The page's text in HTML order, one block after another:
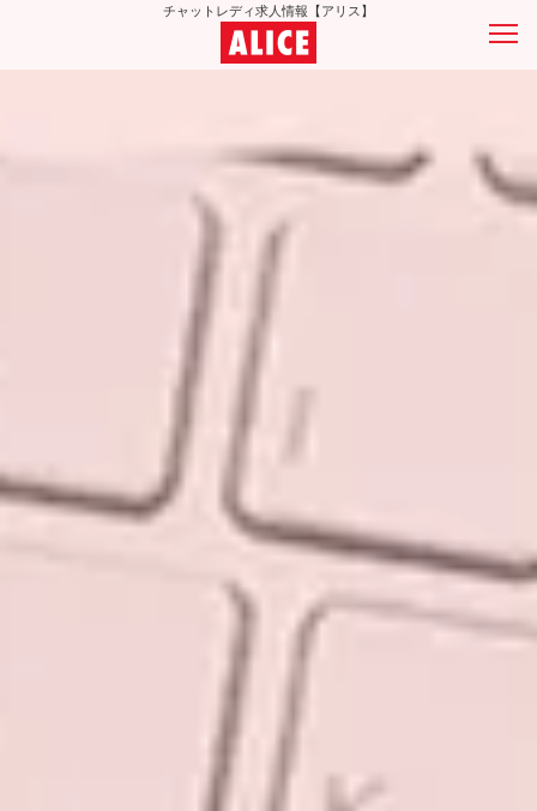
チャットレディ求人情報【アリス】